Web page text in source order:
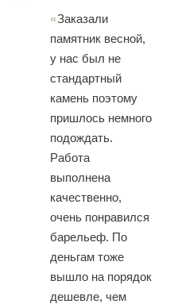
Заказали
памятник весной,
у нас был не
стандартный
камень поэтому
пришлось немного
подождать.
Работа
выполнена
качественно,
очень понравился
барельеф. По
деньгам тоже
вышло на порядок
дешевле, чем